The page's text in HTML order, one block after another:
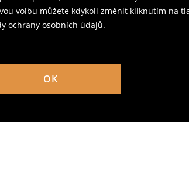
volbu můžete kdykoli změnit kliknutím na
ochrany osobních údajů.
OK